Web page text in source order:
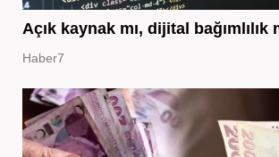
Açık kaynak mı, dijital bağımlılık
Haber7